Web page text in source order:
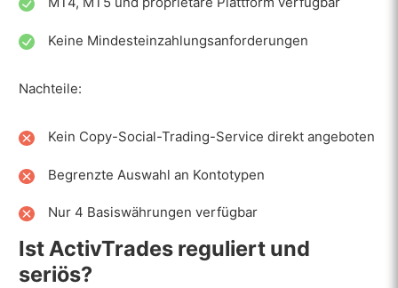
Keine Mindesteinzahlungsanforderungen
Nachteile:
Kein Copy-Social-Trading-Service direkt angeboten
Begrenzte Auswahl an Kontotypen
Nur 4 Basiswährungen verfügbar
Ist ActivTrades reguliert und
seriös?